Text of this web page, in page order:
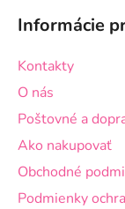
Informácie
Kontakty
O nás
Poštovné a
Ako nakupovať
Obchodné
Podmienky